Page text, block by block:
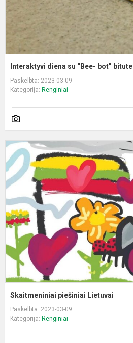
Interaktyvi diena su “Bee- bot” bitute
Paskelbta: 2023-03-09
Kategorija: Renginiai
Skaitmeniniai piešiniai Lietuvai
Paskelbta: 2023-03-09
Kategorija: Renginiai